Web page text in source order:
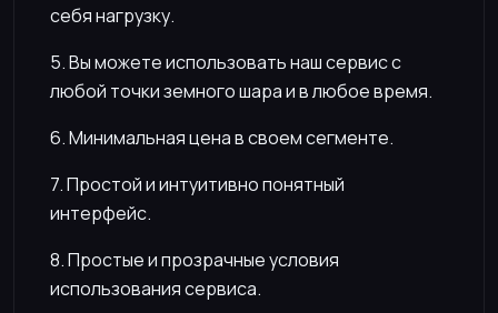
себя нагрузку.
5. Вы можете использовать наш сервис с
любой точки земного шара и в любое время.
6. Минимальная цена в своем сегменте.
7. Простой и интуитивно понятный
интерфейс.
8. Простые и прозрачные условия
использования сервиса.